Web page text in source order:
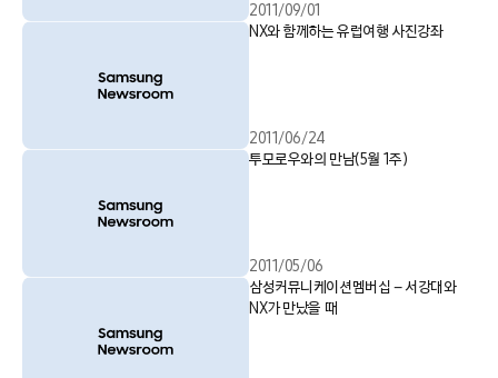
2011/09/01
NX와 함께하는 유럽여행 사진강좌
2011/06/24
투모로우와의 만남(5월 1주)
2011/05/06
삼성커뮤니케이션멤버십 – 서강대와
NX가 만났을 때